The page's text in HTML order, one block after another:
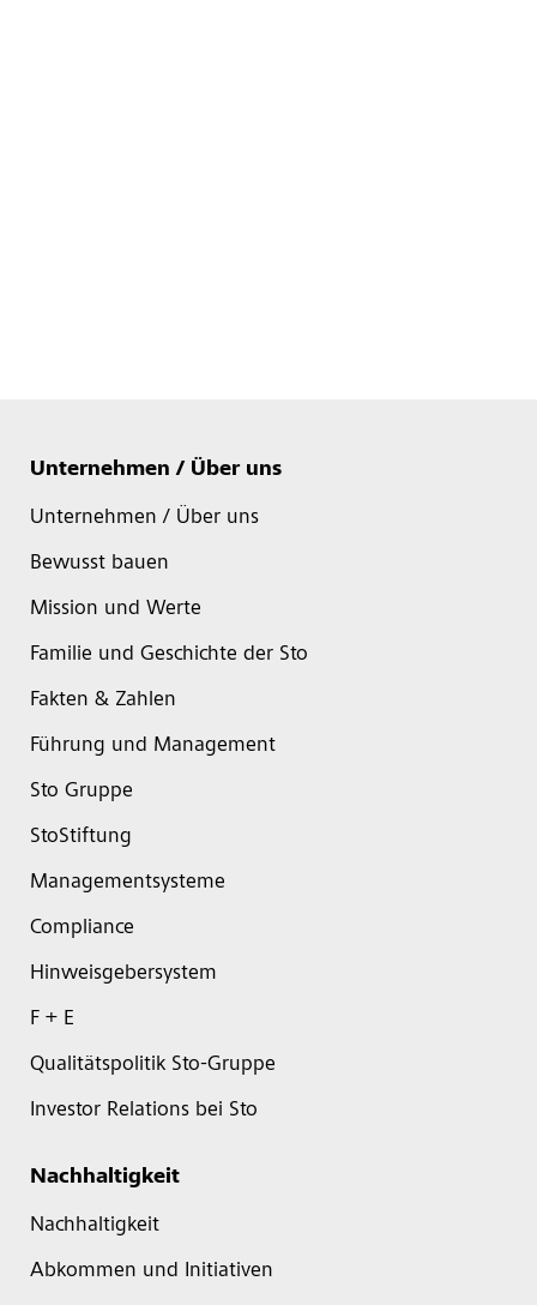
Unternehmen / Über uns
Unternehmen / Über uns
Bewusst bauen
Mission und Werte
Familie und Geschichte der Sto
Fakten & Zahlen
Führung und Management
Sto Gruppe
StoStiftung
Managementsysteme
Compliance
Hinweisgebersystem
F + E
Qualitätspolitik Sto-Gruppe
Investor Relations bei Sto
Nachhaltigkeit
Nachhaltigkeit
Abkommen und Initiativen